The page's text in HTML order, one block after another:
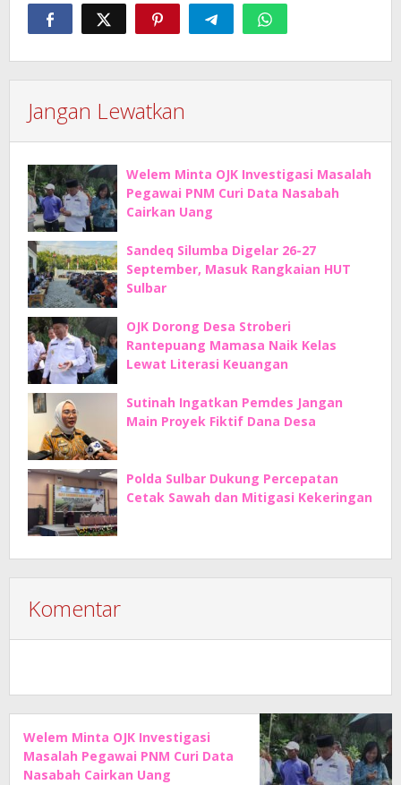
Jangan Lewatkan
Welem Minta OJK Investigasi Masalah
Pegawai PNM Curi Data Nasabah
Cairkan Uang
Sandeq Silumba Digelar 26-27
September, Masuk Rangkaian HUT
Sulbar
OJK Dorong Desa Stroberi
Rantepuang Mamasa Naik Kelas
Lewat Literasi Keuangan
Sutinah Ingatkan Pemdes Jangan
Main Proyek Fiktif Dana Desa
Polda Sulbar Dukung Percepatan
Cetak Sawah dan Mitigasi Kekeringan
Komentar
Welem Minta OJK Investigasi
Masalah Pegawai PNM Curi Data
Nasabah Cairkan Uang